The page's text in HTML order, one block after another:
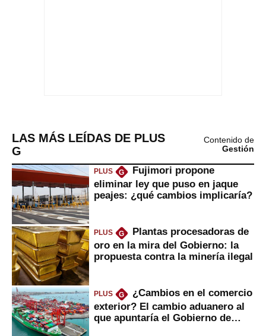
LAS MÁS LEÍDAS DE PLUS
G
Contenido de
Gestión
PLUS G
Fujimori propone
eliminar ley que puso en jaque
peajes: ¿qué cambios implicaría?
PLUS G
Plantas procesadoras de
oro en la mira del Gobierno: la
propuesta contra la minería ilegal
PLUS G
¿Cambios en el comercio
exterior? El cambio aduanero al
que apuntaría el Gobierno de